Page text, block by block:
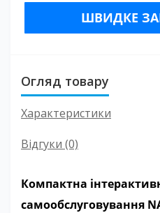
ШВИДКЕ
Огляд товару
Характеристики
Відгуки (0)
Компактна
самообслуговування